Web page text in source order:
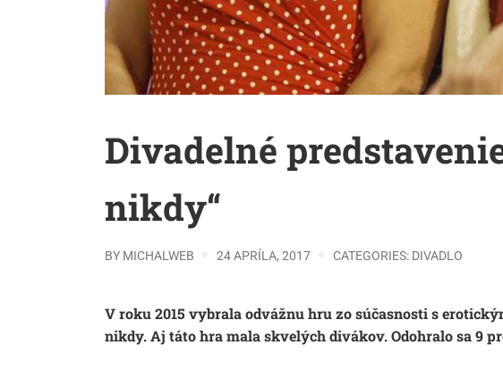
Divadelné
nikdy“
BY MICHALWEB 24 APRÍLA, 2017 CATEGORIES: DIVADLO
V roku 2015 vybrala odvážnu hru zo súčasnosti s
nikdy. Aj táto hra mala skvelých divákov. Odohralo sa 9